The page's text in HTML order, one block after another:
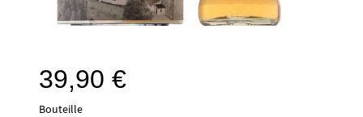
39,90 €
Bouteille